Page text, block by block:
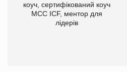
коуч, сертифікований коуч
МСС ICF, ментор для
лідерів